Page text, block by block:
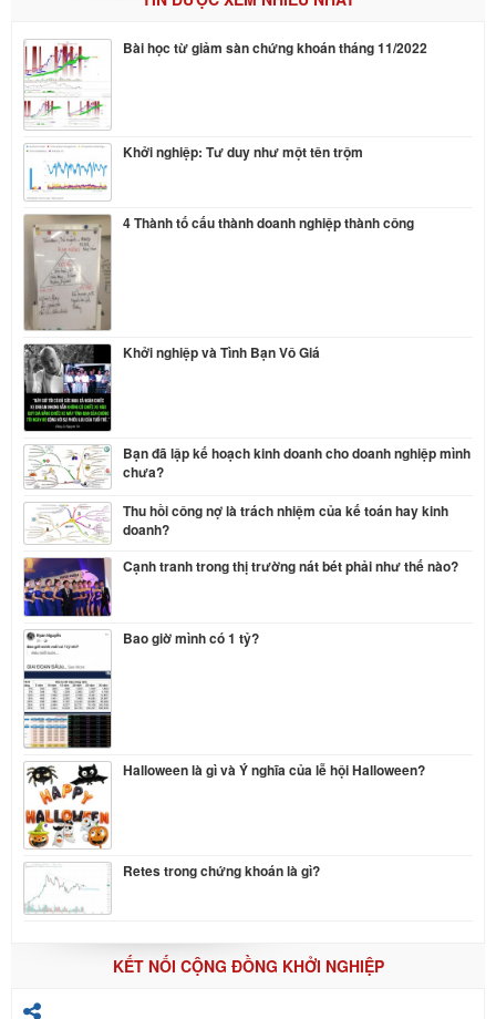
Bài học từ giảm sàn chứng khoán tháng 11/2022
Khởi nghiệp: Tư duy như một tên trộm
4 Thành tố cấu thành doanh nghiệp thành công
Khởi nghiệp và Tình Bạn Vô Giá
Bạn đã lập kế hoạch kinh doanh cho doanh nghiệp mình
chưa?
Thu hồi công nợ là trách nhiệm của kế toán hay kinh
doanh?
Cạnh tranh trong thị trường nát bét phải như thế nào?
Bao giờ mình có 1 tỷ?
Halloween là gì và Ý nghĩa của lễ hội Halloween?
Retes trong chứng khoán là gì?
KẾT NỐI CỘNG ĐỒNG KHỞI NGHIỆP